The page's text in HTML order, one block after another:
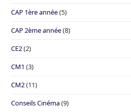
CAP 1ère année(5)
CAP 2ème année(8)
CE2(2)
CM1 (3)
CM2(11)
Conseils Cinéma(9)